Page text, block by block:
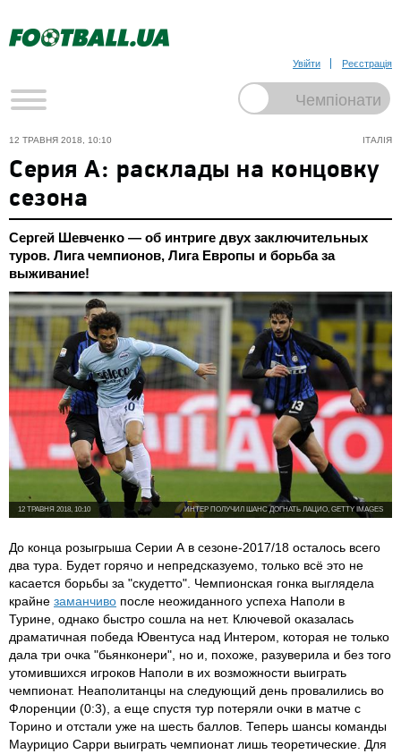
Увійти Реєстрація
ІТАЛІЯ
12 ТРАВНЯ 2018, 10:10
Серия А: расклады на концовку
сезона
Сергей Шевченко — об интриге двух заключительных
туров. Лига чемпионов, Лига Европы и борьба за
выживание!
ИНТЕР ПОЛУЧИЛ ШАНС ДОГНАТЬ ЛАЦИО, GETTY IMAGES
12 ТРАВНЯ 2018, 10:10
До конца розыгрыша Серии А в сезоне-2017/18 осталось всего
два тура. Будет горячо и непредсказуемо, только всё это не
касается борьбы за "скудетто". Чемпионская гонка выглядела
крайне заманчиво после неожиданного успеха Наполи в
Турине, однако быстро сошла на нет. Ключевой оказалась
драматичная победа Ювентуса над Интером, которая не только
дала три очка "бьянконери", но и, похоже, разуверила и без того
утомившихся игроков Наполи в их возможности выиграть
чемпионат. Неаполитанцы на следующий день провалились во
Флоренции (0:3), а еще спустя тур потеряли очки в матче с
Торино и отстали уже на шесть баллов. Теперь шансы команды
Маурицио Сарри выиграть чемпионат лишь теоретические. Для